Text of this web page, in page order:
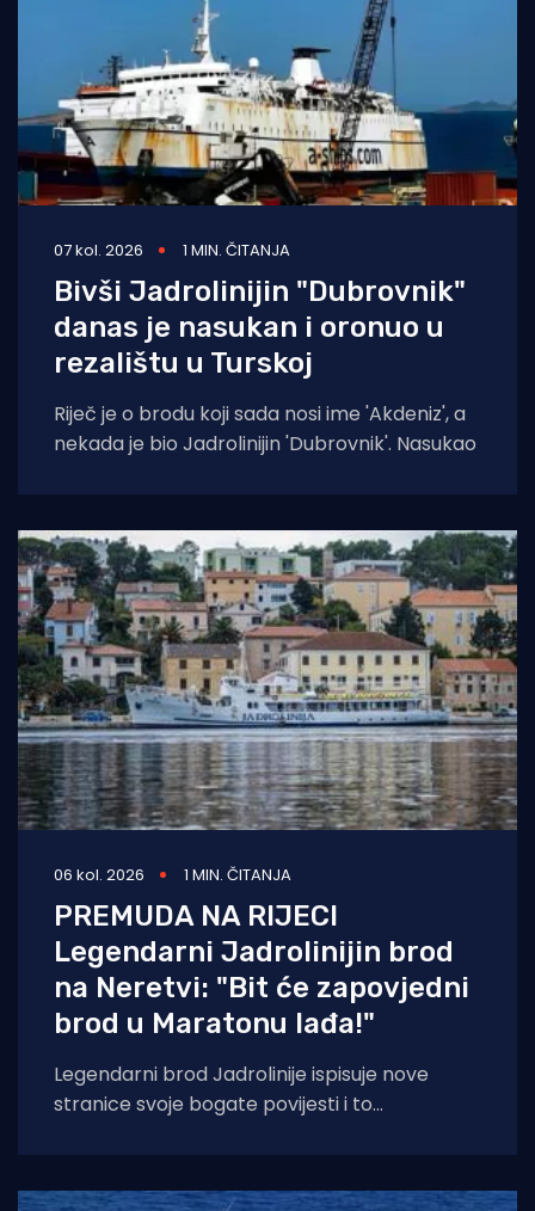
07 kol. 2026 1 MIN. ČITANJA
Bivši Jadrolinijin "Dubrovnik"
danas je nasukan i oronuo u
rezalištu u Turskoj
Riječ je o brodu koji sada nosi ime 'Akdeniz', a
nekada je bio Jadrolinijin 'Dubrovnik'. Nasukao
06 kol. 2026 1 MIN. ČITANJA
PREMUDA NA RIJECI
Legendarni Jadrolinijin brod
na Neretvi: "Bit će zapovjedni
brod u Maratonu lađa!"
Legendarni brod Jadrolinije ispisuje nove
stranice svoje bogate povijesti i to